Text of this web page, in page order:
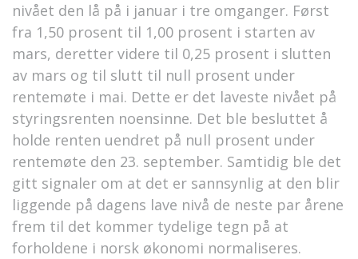
nivået den lå på i januar i tre omganger. Først
fra 1,50 prosent til 1,00 prosent i starten av
mars, deretter videre til 0,25 prosent i slutten
av mars og til slutt til null prosent under
rentemøte i mai. Dette er det laveste nivået på
styringsrenten noensinne. Det ble besluttet å
holde renten uendret på null prosent under
rentemøte den 23. september. Samtidig ble det
gitt signaler om at det er sannsynlig at den blir
liggende på dagens lave nivå de neste par årene
frem til det kommer tydelige tegn på at
forholdene i norsk økonomi normaliseres.